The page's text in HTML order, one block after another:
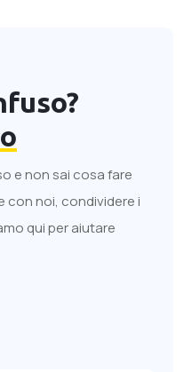
e non sai cosa fare
con noi, condividere i
qui per aiutare